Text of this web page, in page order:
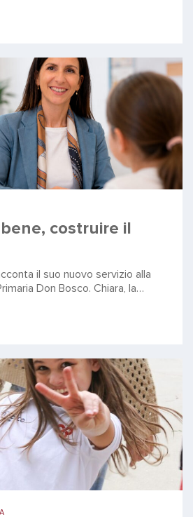
costruire il
il suo nuovo servizio alla
Don Bosco. Chiara, la…